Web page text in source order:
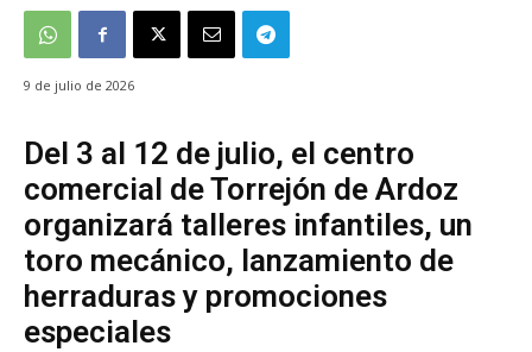
9 de julio de 2026
Del 3 al 12 de julio, el centro
comercial de Torrejón de Ardoz
organizará talleres infantiles, un
toro mecánico, lanzamiento de
herraduras y promociones
especiales